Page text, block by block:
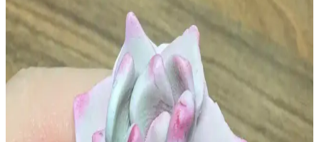
Polimer kil ile çakmak kılıfı yapımında alüminyum folyo kalıbı
kullanımı, kilin şekillendirilmesi ve pişirme süreçleri
detaylandırılmaktadır. Tasarım ve dayanıklılık için öneriler
sunulmaktadır.
Polimer Kil Figürlerde Göz Tasarımı: Korkutucu
İfadenin Yumuşatılması Teknikleri ve Malzeme
Polimer kil figürlerde göz tasarımında korkutucu ifadeyi azaltmak